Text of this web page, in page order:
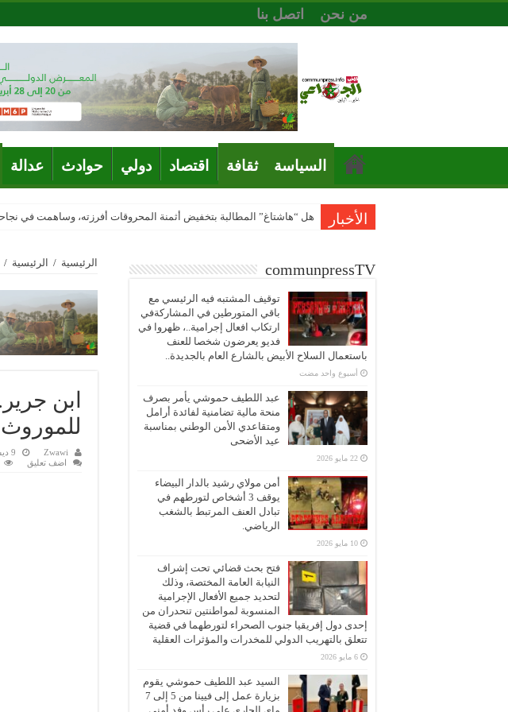
من نحن اتصل بنا
السياسة ثقافة اقتصاد دولي حوادث عدالة
الأخبار هل “هاشتاغ” المطالبة بتخفيض أثمنة المحروقات أفرزته، وساهمت في
الرئيسية / الرئيسية /
ابن
Zwawi 9 ديسمبر 2024
اضف تعليق
communpressTV
توقيف المشتبه فيه الرئيسي مع
باقي المتورطين في المشاركةفي
ارتكاب افعال إجرامية..، ظهروا في
فديو يعرضون شخصا للعنف
باستعمال السلاح الأبيض بالشارع العام بالجديدة..
‏أسبوع واحد مضت
عبد اللطيف حموشي يأمر بصرف
منحة مالية تضامنية لفائدة أرامل
ومتقاعدي الأمن الوطني بمناسبة
عيد الأضحى
22 مايو 2026
أمن مولاي رشيد بالدار البيضاء
يوقف 3 أشخاص لتورطهم في
تبادل العنف المرتبط بالشغب
الرياضي.
10 مايو 2026
فتح بحث قضائي تحت إشراف
النيابة العامة المختصة، وذلك
لتحديد جميع الأفعال الإجرامية
المنسوبة لمواطنتين تنحدران من
إحدى دول إفريقيا جنوب الصحراء لتورطهما في قضية
تتعلق بالتهريب الدولي للمخدرات والمؤثرات العقلية
6 مايو 2026
السيد عبد اللطيف حموشي يقوم
بزيارة عمل إلى فيينا من 5 إلى 7